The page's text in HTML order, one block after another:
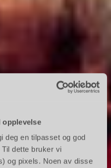
opplevelse
deg en tilpasset og god
dette bruker vi
og pixels. Noen av disse